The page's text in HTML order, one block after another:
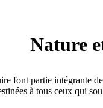
Nature
font partie intégrante
à tous ceux qui